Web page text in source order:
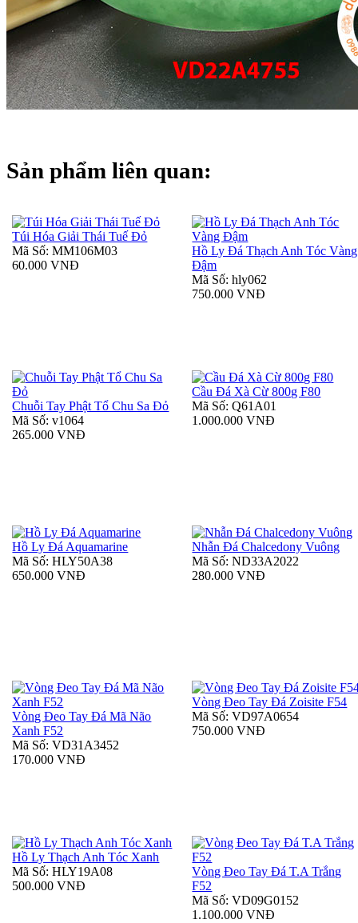
Sản phẩm liên quan:
Túi Hóa Giải Thái Tuế Đỏ
Mã Số: MM106M03
60.000 VNĐ
Hồ Ly Đá Thạch Anh Tóc Vàng
Đậm
Mã Số: hly062
750.000 VNĐ
Chuỗi Tay Phật Tổ Chu Sa Đỏ
Mã Số: v1064
265.000 VNĐ
Cầu Đá Xà Cừ 800g F80
Mã Số: Q61A01
1.000.000 VNĐ
Hồ Ly Đá Aquamarine
Mã Số: HLY50A38
650.000 VNĐ
Nhẫn Đá Chalcedony Vuông
Mã Số: ND33A2022
280.000 VNĐ
Vòng Đeo Tay Đá Mã Não
Xanh F52
Mã Số: VD31A3452
170.000 VNĐ
Vòng Đeo Tay Đá Zoisite F54
Mã Số: VD97A0654
750.000 VNĐ
Hồ Ly Thạch Anh Tóc Xanh
Mã Số: HLY19A08
500.000 VNĐ
Vòng Đeo Tay Đá T.A Trắng
F52
Mã Số: VD09G0152
1.100.000 VNĐ